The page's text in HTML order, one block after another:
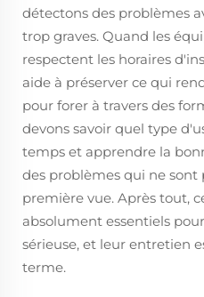
détectons des problèmes
trop graves. Quand les
respectent les horaires
aide à préserver ce qui
pour forer à travers des
devons savoir quel type
temps et apprendre la
des problèmes qui ne sont
première vue. Après tout,
absolument essentiels
sérieuse, et leur entretien
terme.